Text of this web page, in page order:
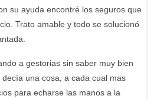
su ayuda encontré los seguros que
Trato amable y todo se solucionó
a gestorias sin saber muy bien
una cosa, a cada cual mas
para echarse las manos a la